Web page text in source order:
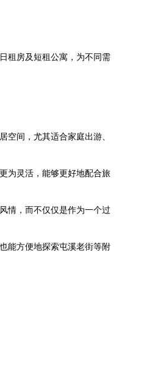
租房及短租公寓，为不同需
空间，尤其适合家庭出游、
为灵活，能够更好地配合旅
情，而不仅仅是作为一个过
能方便地探索屯溪老街等附